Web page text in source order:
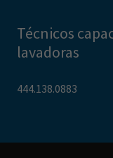
Técnicos
lavadoras
444.138.0883